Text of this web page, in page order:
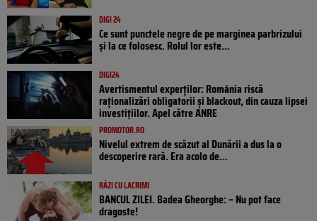
DIGI 24
Ce sunt punctele negre de pe marginea parbrizului
și la ce folosesc. Rolul lor este...
DIGI24
Avertismentul experților: România riscă
raționalizări obligatorii și blackout, din cauza lipsei
investițiilor. Apel către ANRE
PROMOTOR.RO
Nivelul extrem de scăzut al Dunării a dus la o
descoperire rară. Era acolo de...
RÂZI CU LACRIMI
BANCUL ZILEI. Badea Gheorghe: – Nu pot face
dragoste!